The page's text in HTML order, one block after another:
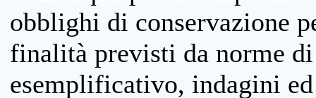
obblighi di conservazione
finalità previsti da norme
esemplificativo, indagini